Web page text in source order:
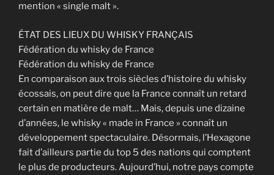
mention « single malt ».
ÉTAT DES LIEUX DU WHISKY FRANÇAIS
Fédération du whisky de France
Fédération du whisky de France
En comparaison aux trois siècles d’histoire du whisky
écossais, on peut dire que la France connaît un retard
certain en matière de malt… Mais, depuis une dizaine
d’années, le whisky « made in France » connaît un
développement spectaculaire. Désormais, l’Hexagone
fait d’ailleurs partie du top 5 des nations qui comptent
le plus de producteurs. Aujourd’hui, notre pays compte